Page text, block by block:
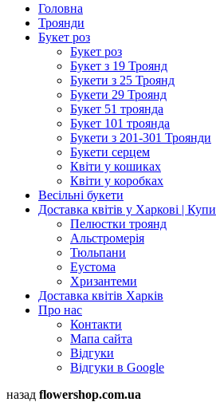
Головна
Троянди
Букет роз
Букет роз
Букет з 19 Троянд
Букети з 25 Троянд
Букети 29 Троянд
Букет 51 троянда
Букет 101 троянда
Букети з 201-301 Троянди
Букети серцем
Квіти у кошиках
Квіти у коробках
Весільні букети
Доставка квітів у Харкові |
Пелюстки троянд
Альстромерія
Тюльпани
Еустома
Хризантеми
Доставка квітів Харків
Про нас
Контакти
Мапа сайта
Відгуки
Відгуки в Google
назад flowershop.com.ua